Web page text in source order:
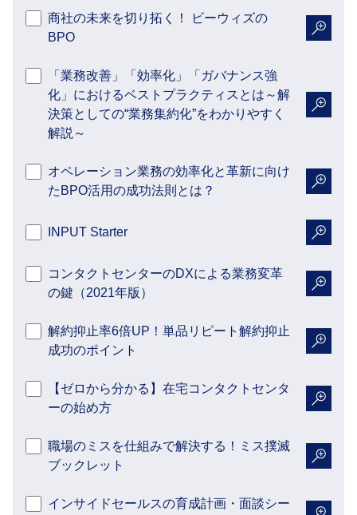
商社の未来を切り拓く！ ビーウィズの
BPO
詳細
「業務改善」「効率化」「ガバナンス強
化」におけるベストプラクティスとは～解
決策としての“業務集約化”をわかりやすく
解説～
詳細
オペレーション業務の効率化と革新に向け
たBPO活用の成功法則とは？
詳細
INPUT Starter
詳細
コンタクトセンターのDXによる業務変革
の鍵（2021年版）
詳細
解約抑止率6倍UP！単品リピート解約抑止
成功のポイント
詳細
【ゼロから分かる】在宅コンタクトセンタ
ーの始め方
詳細
職場のミスを仕組みで解決する！ミス撲滅
ブックレット
詳細
インサイドセールスの育成計画・面談シー